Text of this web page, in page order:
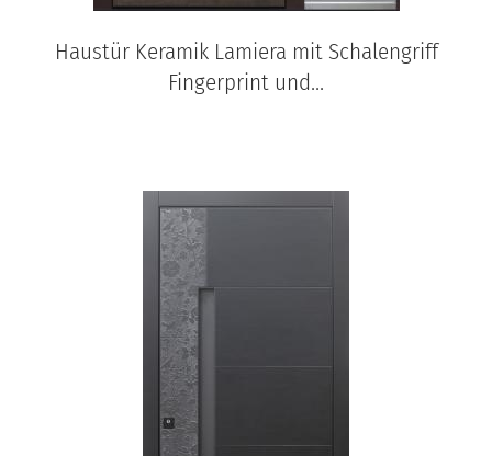
Haustür Keramik Lamiera mit Schalengriff
Fingerprint und...